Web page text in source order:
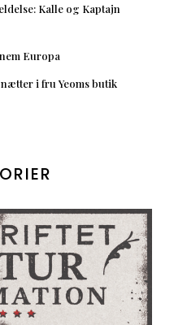
Kalle og Kaptajn
Europa
i fru Yeoms butik